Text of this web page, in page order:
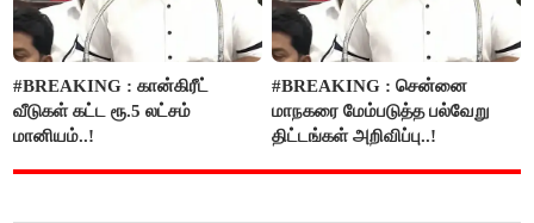
#BREAKING : கான்கிரீட்
வீடுகள் கட்ட ரூ.5 லட்சம்
மானியம்..!
#BREAKING : சென்னை
மாநகரை மேம்படுத்த பல்வேறு
திட்டங்கள் அறிவிப்பு..!